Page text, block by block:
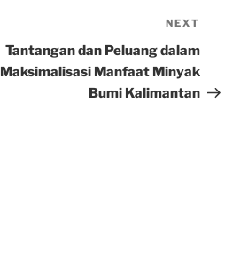
Post
NEXT
Tantangan dan Peluang dalam
Maksimalisasi Manfaat Minyak
Bumi Kalimantan